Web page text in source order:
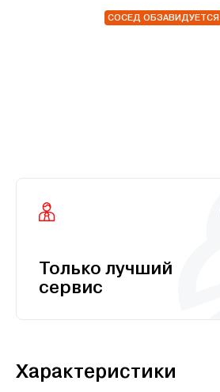
СОСЕД ОБЗАВИДУЕТСЯ
Только лучший
сервис
Характеристики